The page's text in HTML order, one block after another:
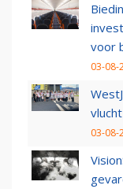
voor
03-08-
03-08-